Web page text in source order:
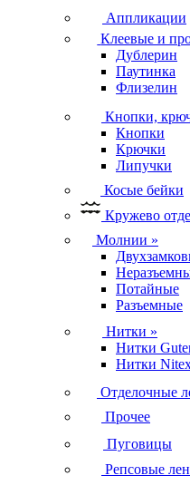
Аппликации
Клеевые и
Дублерин
Паутинка
Флизелин
Кнопки,
Кнопки
Крючки
Липучки
Косые бейки
Кружево
Молнии »
Потайные
Разъемные
Нитки »
Нитки
Нитки
Отделочные
Прочее
Пуговицы
Репсовые